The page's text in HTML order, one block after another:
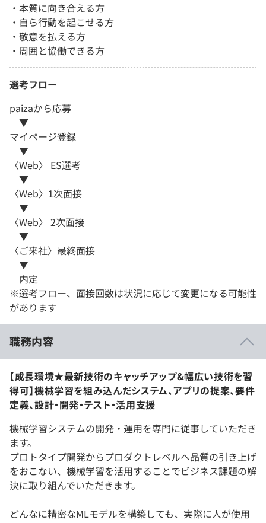
・本質に向き合える方
・自ら行動を起こせる方
・敬意を払える方
・周囲と協働できる方
選考フロー
paizaから応募
▼
マイページ登録
▼
〈Web〉 ES選考
▼
〈Web〉1次面接
▼
〈Web〉 2次面接
▼
〈ご来社〉最終面接
▼
内定
※選考フロー、面接回数は状況に応じて変更になる可能性
があります
職務内容
【成長環境★最新技術のキャッチアップ&幅広い技術を習
得可】機械学習を組み込んだシステム、アプリの提案、要件
定義、設計・開発・テスト・活用支援
機械学習システムの開発・運用を専門に従事していただき
ます。
プロトタイプ開発からプロダクトレベルへ品質の引き上げ
をおこない、機械学習を活用することでビジネス課題の解
決に取り組んでいただきます。
どんなに精密なMLモデルを構築しても、実際に人が使用